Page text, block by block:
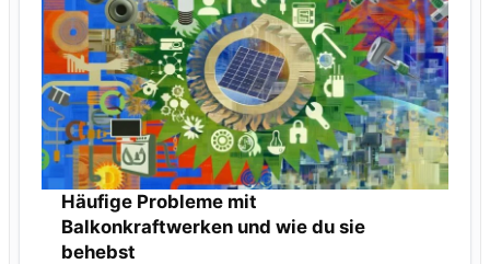
Häufige Probleme mit
Balkonkraftwerken und wie du sie
behebst